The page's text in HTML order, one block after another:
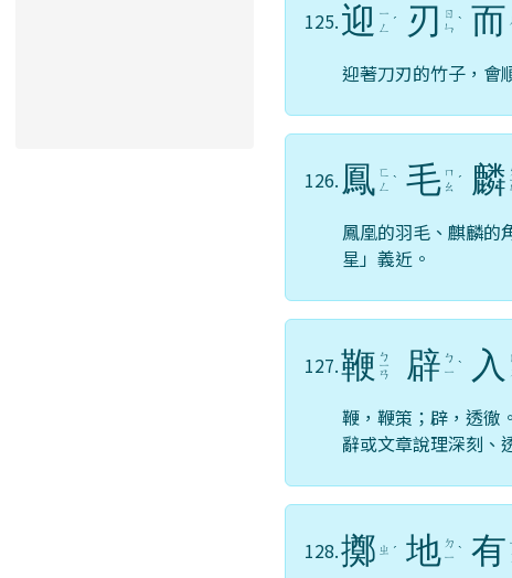
125.迎 ㄧ
ㄥ
ˊ 刃
ㄖ
ㄣ ˋ 而
迎著刀刃的竹子，會
126. 鳳 ㄈ
ㄥ ˋ 毛 ㄇ
ㄠ ˊ 麟
鳳凰的羽毛、麒麟的
星」義近。
127.鞭 ㄅ
ㄧ
ㄢ 辟 ㄅ
ㄧ ˋ 入
鞭，鞭策；辟，透徹
辭或文章說理深刻、
128.擲 ㄓ ˊ 地 ㄉ
ㄧ ˋ 有